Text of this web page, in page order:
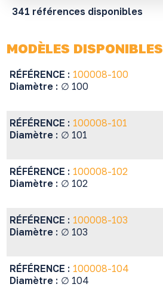
341 références disponibles
MODÈLES DISPONIBLES
RÉFÉRENCE : 100008-100
Diamètre : ∅ 100
RÉFÉRENCE : 100008-101
Diamètre : ∅ 101
RÉFÉRENCE : 100008-102
Diamètre : ∅ 102
RÉFÉRENCE : 100008-103
Diamètre : ∅ 103
RÉFÉRENCE : 100008-104
Diamètre : ∅ 104